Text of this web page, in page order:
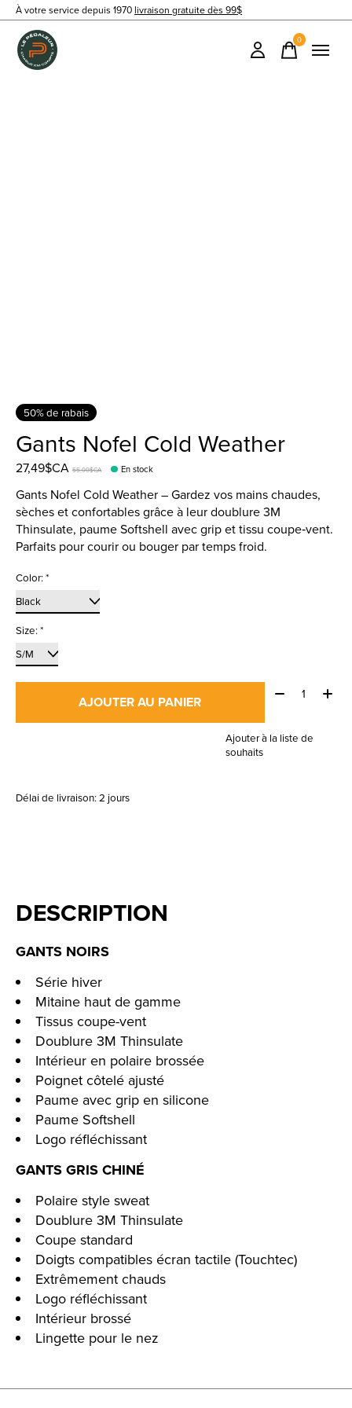
À votre service depuis 1970 livraison gratuite dès 99$
0items
50% de rabais
Gants Nofel Cold Weather
27,49$CA 55,00$CA En stock
Gants Nofel Cold Weather – Gardez vos mains chaudes,
sèches et confortables grâce à leur doublure 3M
Thinsulate, paume Softshell avec grip et tissu coupe‑vent.
Parfaits pour courir ou bouger par temps froid.
Color:*
Size:*
AJOUTER AU PANIER
Quantité:
Ajouter à la liste de
souhaits
Délai de livraison: 2 jours
DESCRIPTION
GANTS NOIRS
Série hiver
Mitaine haut de gamme
Tissus coupe-vent
Doublure 3M Thinsulate
Intérieur en polaire brossée
Poignet côtelé ajusté
Paume avec grip en silicone
Paume Softshell
Logo réfléchissant
GANTS GRIS CHINÉ
Polaire style sweat
Doublure 3M Thinsulate
Coupe standard
Doigts compatibles écran tactile (Touchtec)
Extrêmement chauds
Logo réfléchissant
Intérieur brossé
Lingette pour le nez